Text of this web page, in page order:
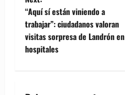
t
n
a
“Aquí sí están viniendo a
trabajar”: ciudadanos valoran
visitas sorpresa de Landrón en
hospitales